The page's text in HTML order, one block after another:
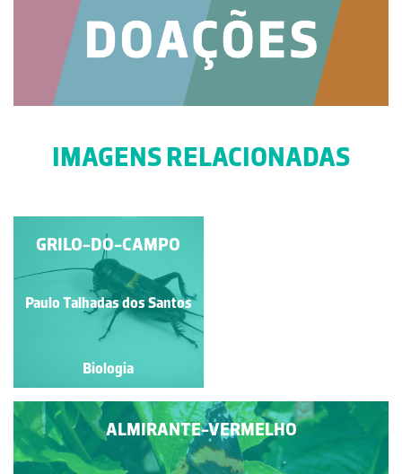
IMAGENS RELACIONADAS
GREEN-UNDERSIDE
BLUE
Paulo Talhadas dos Santos
Biologia
ALMIRANTE-VERMELHO
GRILO-DO-CAMPO
Paulo Talhadas dos Santos
Biologia